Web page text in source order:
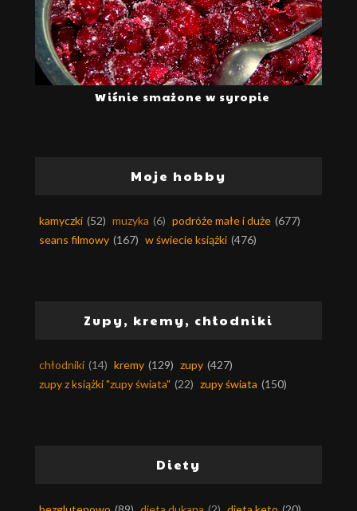
Wiśnie smażone w syropie
Moje hobby
kamyczki (52) muzyka (6) podróże małe i duże (677)
seans filmowy (167) w świecie książki (476)
Zupy, kremy, chłodniki
chłodniki (14) kremy (129) zupy (427)
zupy z książki "zupy świata" (22) zupy świata (150)
Diety